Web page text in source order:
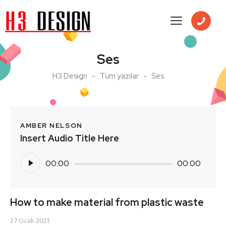
Ses
H3 Design Tüm yazılar Ses
AMBER NELSON
Insert Audio Title Here
Ses
oynatıcı00:00 00:00
How to make material from plastic waste
27 Ocak 2023